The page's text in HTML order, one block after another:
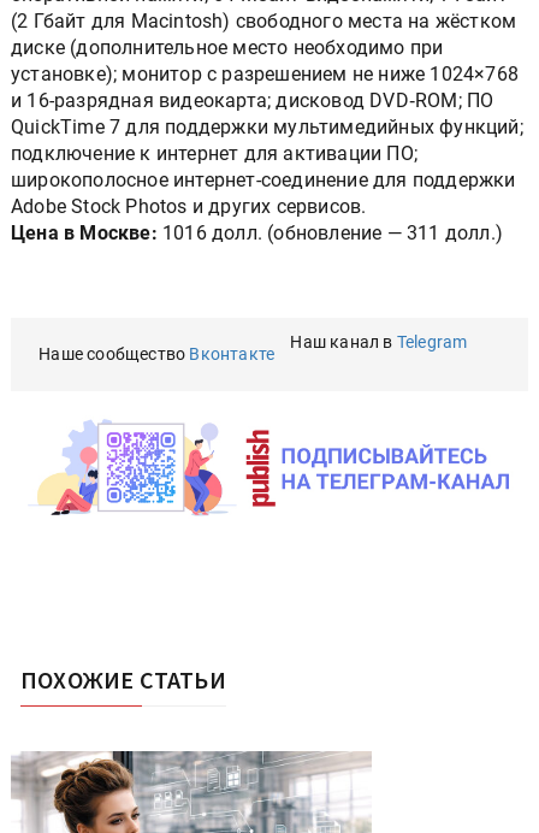
(2 Гбайт для Macintosh) свободного места на жёстком
диске (дополнительное место необходимо при
установке); монитор с разрешением не ниже 1024×768
и 16-разрядная видеокарта; дисковод DVD‑ROM; ПО
QuickTime 7 для поддержки мультимедийных функций;
подключение к интернет для активации ПО;
широкополосное интернет-соединение для поддержки
Adobe Stock Photos и других сервисов.
Цена в Москве: 1016 долл. (обновление — 311 долл.)
Наше сообщество Вконтакте
Наш канал в Telegram
ПОХОЖИЕ СТАТЬИ